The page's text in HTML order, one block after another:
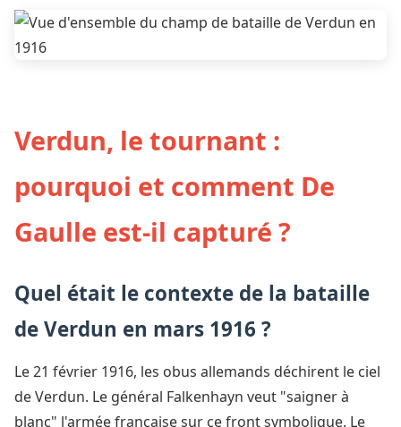
Verdun, le tournant :
pourquoi et comment De
Gaulle est-il capturé ?
Quel était le contexte de la bataille
de Verdun en mars 1916 ?
Le 21 février 1916, les obus allemands déchirent le ciel
de Verdun. Le général Falkenhayn veut "saigner à
blanc" l'armée française sur ce front symbolique. Le